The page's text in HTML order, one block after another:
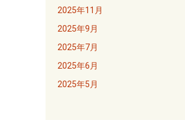
2025年11月
2025年9月
2025年7月
2025年6月
2025年5月